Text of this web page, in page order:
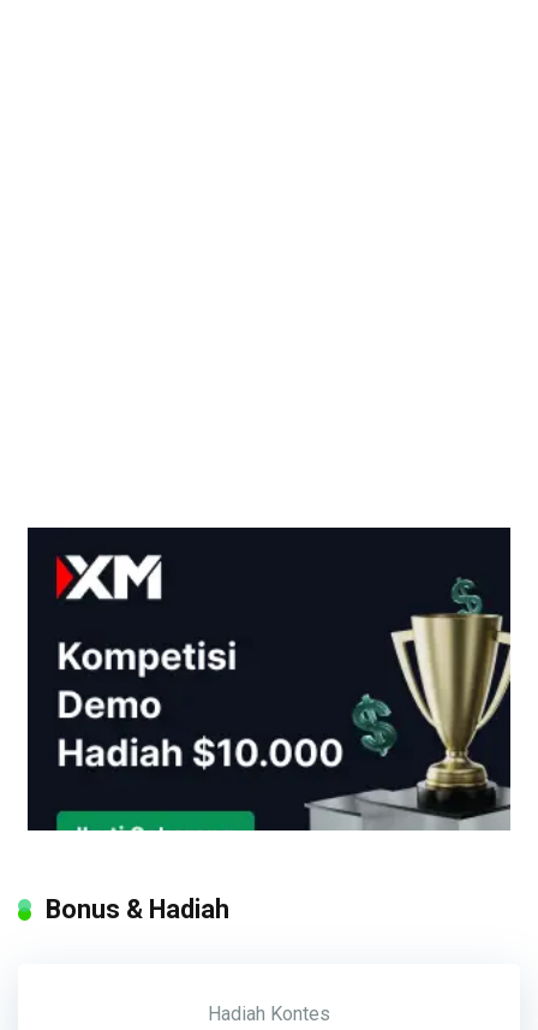
Bonus & Hadiah
Hadiah Kontes